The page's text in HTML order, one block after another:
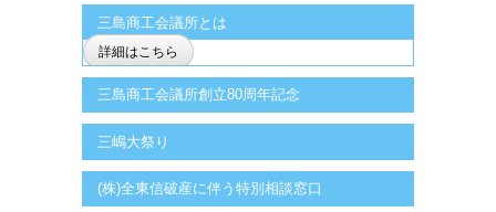
三島商工会議所とは
詳細はこちら
三島商工会議所創立80周年記念
三嶋大祭り
(株)全東信破産に伴う特別相談窓口